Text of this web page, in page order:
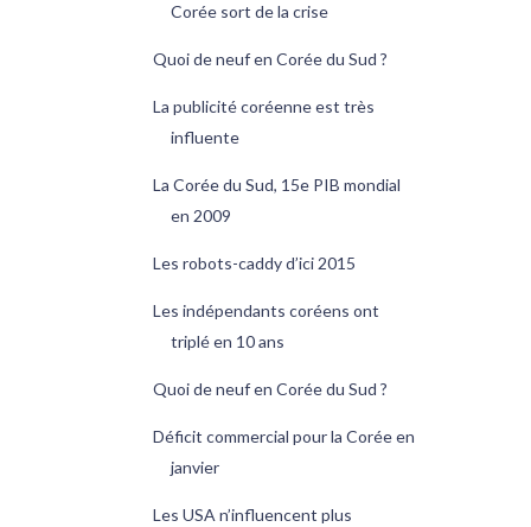
Corée sort de la crise
Quoi de neuf en Corée du Sud ?
La publicité coréenne est très
influente
La Corée du Sud, 15e PIB mondial
en 2009
Les robots-caddy d’ici 2015
Les indépendants coréens ont
triplé en 10 ans
Quoi de neuf en Corée du Sud ?
Déficit commercial pour la Corée en
janvier
Les USA n’influencent plus